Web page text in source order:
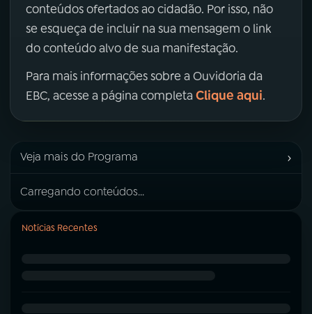
conteúdos ofertados ao cidadão. Por isso, não
se esqueça de incluir na sua mensagem o link
do conteúdo alvo de sua manifestação.
Para mais informações sobre a Ouvidoria da
EBC, acesse a página completa Clique aqui.
Veja mais do Programa ›
Carregando conteúdos...
Notícias Recentes